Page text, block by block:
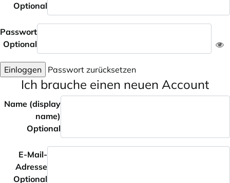
Optional
Passwort
Optional
Einloggen Passwort zurücksetzen
Ich brauche einen neuen Account
Name (display
name)
Optional
E-Mail-
Adresse
Optional